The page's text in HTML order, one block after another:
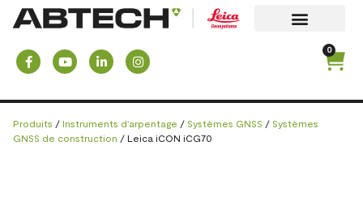
0
Produits / Instruments d'arpentage / Systèmes GNSS / Systèmes
GNSS de construction / Leica iCON iCG70